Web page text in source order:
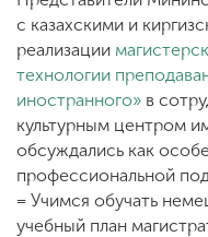
с казахскими и
реализации
технологии
иностранного» в
культурным центром
обсуждались как
профессиональной
= Учимся обучать
учебный план